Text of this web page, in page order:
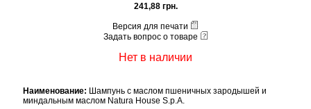
241,88 грн.
Версия для печати
Задать вопрос о товаре
Нет в наличии
Наименование: Шампунь с маслом пшеничных зародышей и
миндальным маслом Natura House S.p.A.